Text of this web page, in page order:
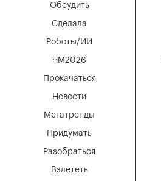
Мегатренды
Придумать
Разобраться
Взлететь
Новости
Обсудить
Сделала
Роботы/ИИ
ЧМ2026
Прокачаться